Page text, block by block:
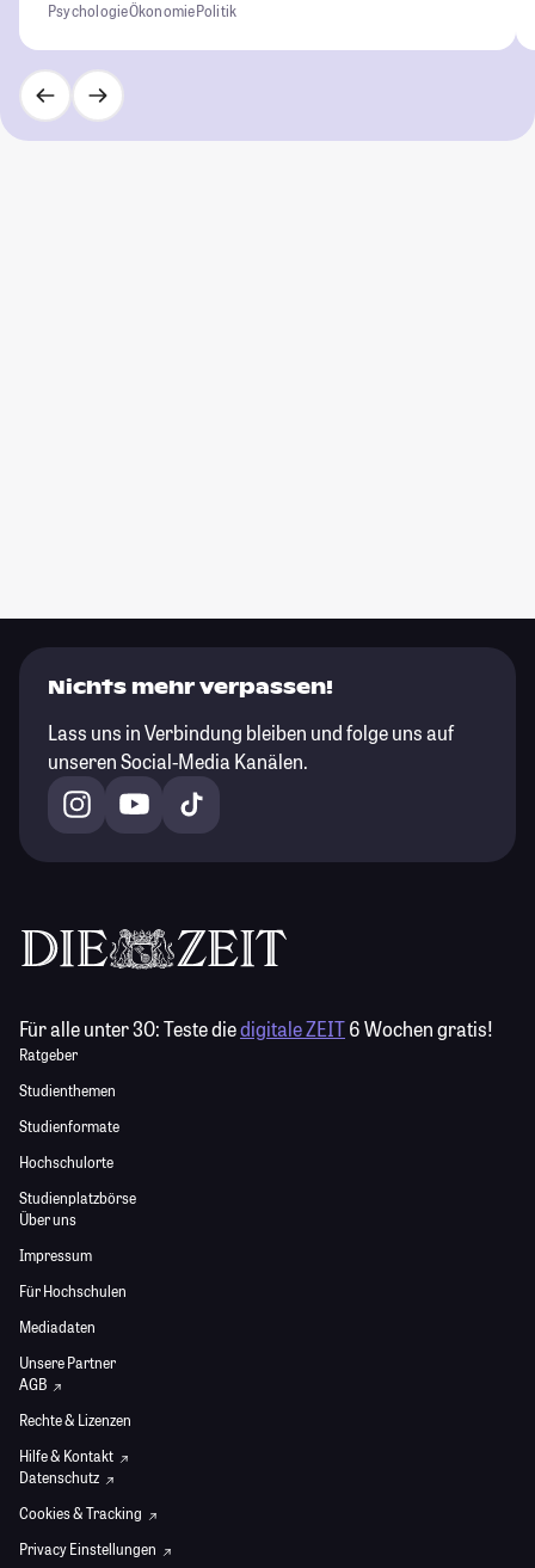
PsychologieÖkonomiePolitik
Nichts mehr verpassen!
Lass uns in Verbindung bleiben und folge uns auf
unseren Social-Media Kanälen.
Für alle unter 30:Teste diedigitale ZEIT6 Wochen gratis!
Ratgeber
Studienthemen
Studienformate
Hochschulorte
Studienplatzbörse
Über uns
Impressum
Für Hochschulen
Mediadaten
Unsere Partner
AGB
Rechte & Lizenzen
Hilfe & Kontakt
Datenschutz
Cookies & Tracking
Privacy Einstellungen